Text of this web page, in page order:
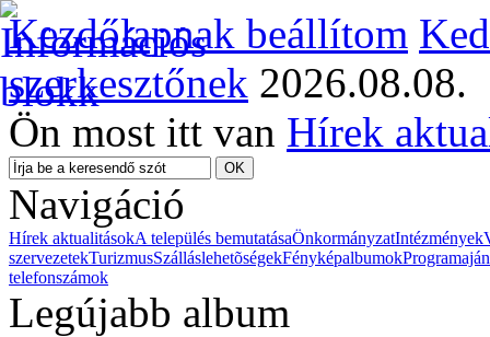
Kezdőlapnak beállítom
szerkesztőnek 2026.08.08.
Ön most itt van Hírek
Navigáció
Hírek aktualitásokA település bemutatásaÖnkormányzatIntézmények
szervezetekTurizmusSzálláslehetõségekFényképalbumok
telefonszámok
Legújabb album